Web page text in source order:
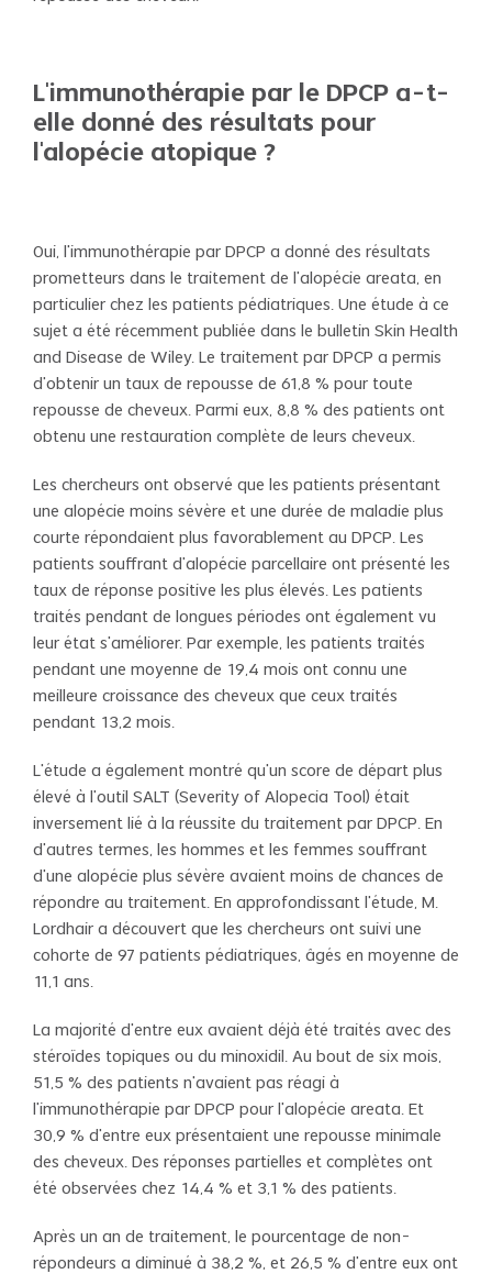
L'immunothérapie par le DPCP a-t-
elle donné des résultats pour
l'alopécie atopique ?
Oui, l'immunothérapie par DPCP a donné des résultats
prometteurs dans le traitement de l'alopécie areata, en
particulier chez les patients pédiatriques. Une étude à ce
sujet a été récemment publiée dans le bulletin Skin Health
and Disease de Wiley. Le traitement par DPCP a permis
d'obtenir un taux de repousse de 61,8 % pour toute
repousse de cheveux. Parmi eux, 8,8 % des patients ont
obtenu une restauration complète de leurs cheveux.
Les chercheurs ont observé que les patients présentant
une alopécie moins sévère et une durée de maladie plus
courte répondaient plus favorablement au DPCP. Les
patients souffrant d'alopécie parcellaire ont présenté les
taux de réponse positive les plus élevés. Les patients
traités pendant de longues périodes ont également vu
leur état s'améliorer. Par exemple, les patients traités
pendant une moyenne de 19,4 mois ont connu une
meilleure croissance des cheveux que ceux traités
pendant 13,2 mois.
L'étude a également montré qu'un score de départ plus
élevé à l'outil SALT (Severity of Alopecia Tool) était
inversement lié à la réussite du traitement par DPCP. En
d'autres termes, les hommes et les femmes souffrant
d'une alopécie plus sévère avaient moins de chances de
répondre au traitement. En approfondissant l'étude, M.
Lordhair a découvert que les chercheurs ont suivi une
cohorte de 97 patients pédiatriques, âgés en moyenne de
11,1 ans.
La majorité d'entre eux avaient déjà été traités avec des
stéroïdes topiques ou du minoxidil. Au bout de six mois,
51,5 % des patients n'avaient pas réagi à
l'immunothérapie par DPCP pour l'alopécie areata. Et
30,9 % d'entre eux présentaient une repousse minimale
des cheveux. Des réponses partielles et complètes ont
été observées chez 14,4 % et 3,1 % des patients.
Après un an de traitement, le pourcentage de non-
répondeurs a diminué à 38,2 %, et 26,5 % d'entre eux ont